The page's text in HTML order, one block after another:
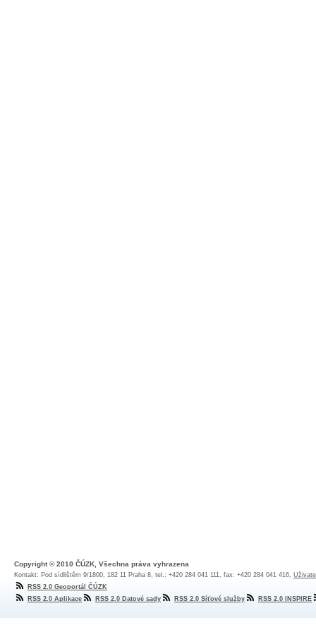
Copyright © 2010 ČÚZK, Všechna práva vyhrazena
Kontakt: Pod sídlištěm 9/1800, 182 11 Praha 8, tel.: +420 284 041 111, fax: +420 284 041 416,
RSS 2.0 Geoportál ČÚZK
RSS 2.0 Aplikace
RSS 2.0 Datové sady RSS 2.0 Síťové služby RSS 2.0 INSPIRE